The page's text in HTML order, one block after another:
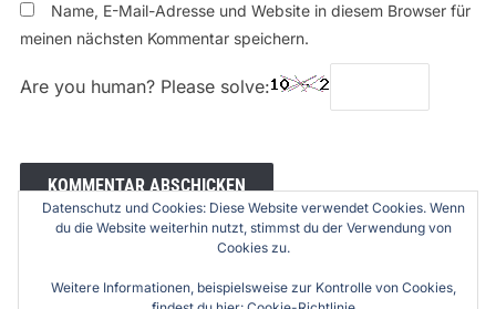
Name, E-Mail-Adresse und Website in diesem Browser für
meinen nächsten Kommentar speichern.
Are you human? Please solve:
Datenschutz und Cookies: Diese Website verwendet Cookies. Wenn
du die Website weiterhin nutzt, stimmst du der Verwendung von
Cookies zu.
Weitere Informationen, beispielsweise zur Kontrolle von Cookies,